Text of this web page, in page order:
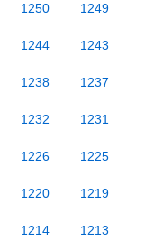
1250 1249
1244 1243
1238 1237
1232 1231
1226 1225
1220 1219
1214 1213